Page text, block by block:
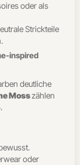
oder als
Strickteile
inspired
deutliche
Mosszählen
oder